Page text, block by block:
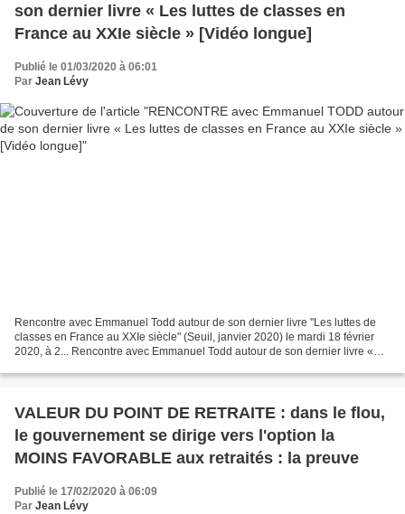
son dernier livre « Les luttes de classes en
France au XXIe siècle » [Vidéo longue]
Publié le 01/03/2020 à 06:01
Par Jean Lévy
Rencontre avec Emmanuel Todd autour de son dernier livre "Les luttes de
classes en France au XXIe siècle" (Seuil, janvier 2020) le mardi 18 février
2020, à 2... Rencontre avec Emmanuel Todd autour de son dernier livre «
VALEUR DU POINT DE RETRAITE : dans le flou,
le gouvernement se dirige vers l'option la
MOINS FAVORABLE aux retraités : la preuve
Publié le 17/02/2020 à 06:09
Par Jean Lévy